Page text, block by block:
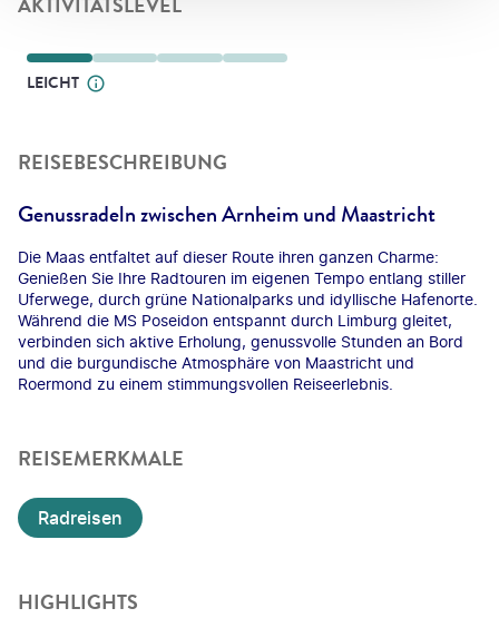
LEICHT
REISEBESCHREIBUNG
Genussradeln zwischen Arnheim und Maastricht
Die Maas entfaltet auf dieser Route ihren ganzen Charme:
Genießen Sie Ihre Radtouren im eigenen Tempo entlang stiller
Uferwege, durch grüne Nationalparks und idyllische Hafenorte.
Während die MS Poseidon entspannt durch Limburg gleitet,
verbinden sich aktive Erholung, genussvolle Stunden an Bord
und die burgundische Atmosphäre von Maastricht und
Roermond zu einem stimmungsvollen Reiseerlebnis.
REISEMERKMALE
Radreisen
HIGHLIGHTS